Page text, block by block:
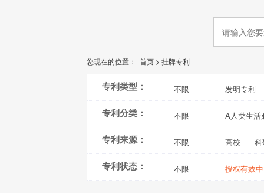
您现在的位置： 首页> 挂牌专利
专利类型： 不限 发明专利
专利分类： 不限 A人类生活
专利来源： 不限 高校 科
专利状态： 不限 授权有效中